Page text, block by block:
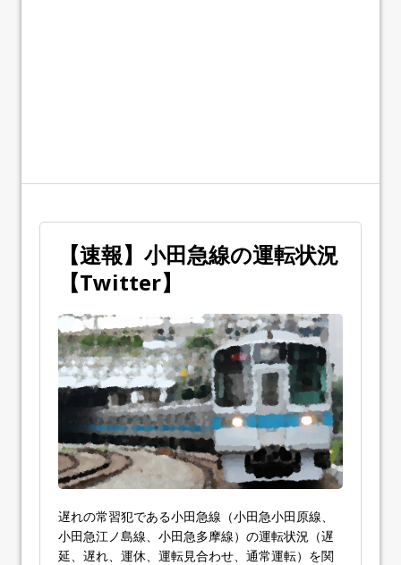
【速報】小田急線の運転状況
【Twitter】
遅れの常習犯である小田急線（小田急小田原線、
小田急江ノ島線、小田急多摩線）の運転状況（遅
延、遅れ、運休、運転見合わせ、通常運転）を関